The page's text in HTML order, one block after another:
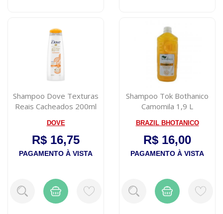
Shampoo Dove Texturas
Reais Cacheados 200ml
DOVE
R$ 16,75
PAGAMENTO À VISTA
Shampoo Tok Bothanico
Camomila 1,9 L
BRAZIL BHOTANICO
R$ 16,00
PAGAMENTO À VISTA